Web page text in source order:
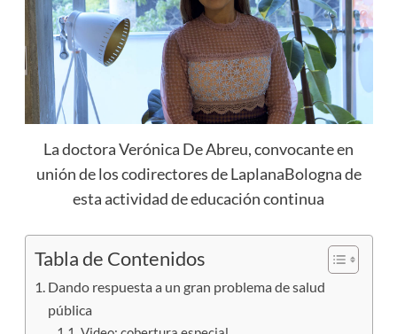
La doctora Verónica De Abreu, convocante en
unión de los codirectores de LaplanaBologna de
esta actividad de educación continua
Tabla de Contenidos
Dando respuesta a un gran problema de salud
pública